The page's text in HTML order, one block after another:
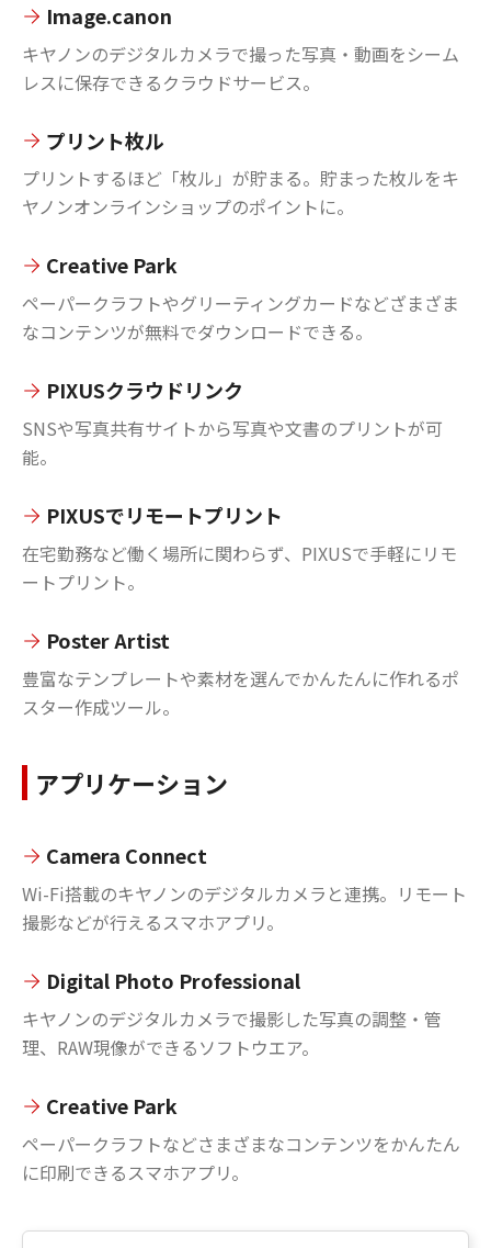
Image.canon
キヤノンのデジタルカメラで撮った写真・動画をシーム
レスに保存できるクラウドサービス。
プリント枚ル
プリントするほど「枚ル」が貯まる。貯まった枚ルをキ
ヤノンオンラインショップのポイントに。
Creative Park
ペーパークラフトやグリーティングカードなどざまざま
なコンテンツが無料でダウンロードできる。
PIXUSクラウドリンク
SNSや写真共有サイトから写真や文書のプリントが可
能。
PIXUSでリモートプリント
在宅勤務など働く場所に関わらず、PIXUSで手軽にリモ
ートプリント。
Poster Artist
豊富なテンプレートや素材を選んでかんたんに作れるポ
スター作成ツール。
アプリケーション
Camera Connect
Wi-Fi搭載のキヤノンのデジタルカメラと連携。リモート
撮影などが行えるスマホアプリ。
Digital Photo Professional
キヤノンのデジタルカメラで撮影した写真の調整・管
理、RAW現像ができるソフトウエア。
Creative Park
ペーパークラフトなどさまざまなコンテンツをかんたん
に印刷できるスマホアプリ。